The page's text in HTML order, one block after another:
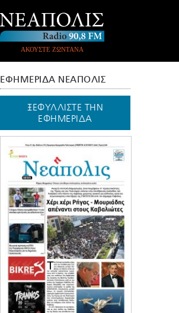
ΑΚΟΥΣΤΕ ΖΩΝΤΑΝΑ
ΕΦΗΜΕΡΙΔΑ ΝΕΑΠΟΛΙΣ
ΞΕΦΥΛΛΙΣΤΕ ΤΗΝ
ΕΦΗΜΕΡΙΔΑ